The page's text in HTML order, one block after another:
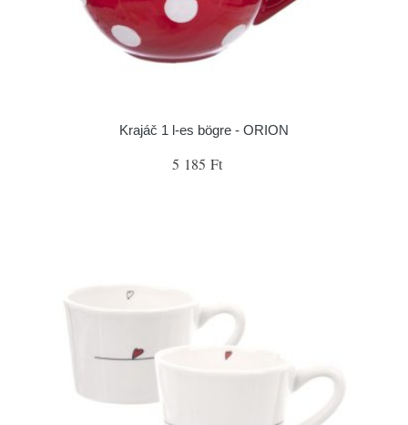
Krajáč 1 l-es bögre - ORION
5 185 Ft